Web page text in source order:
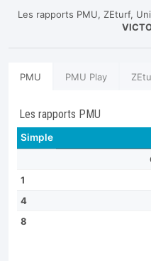
Les rapports PMU, ZEturf,
PMU PMU Play
Les rapports PMU
Simple
1
4
8